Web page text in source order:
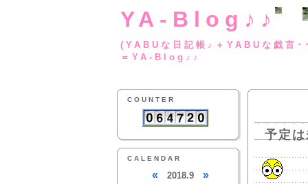
YA-Blog♪♪
(YABUな日記帳♪
＝YA-Blog♪♪
COUNTER
CALENDAR
« 2018.9 »
予定